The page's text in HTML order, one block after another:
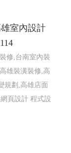
室內設計
修,台南室內裝
雄裝潢裝修,高
規劃,高雄店面
網頁設計 程式設